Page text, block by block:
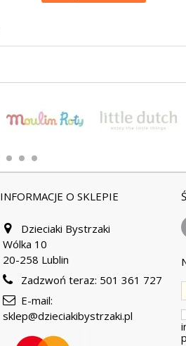
INFORMACJE O SKLEPIE
Dzieciaki Bystrzaki
Wólka 10
20-258 Lublin
Zadzwoń teraz: 501 361 727
E-mail:
sklep@dzieciakibystrzaki.pl